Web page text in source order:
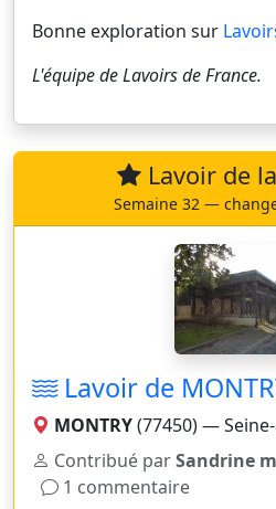
Bonne exploration sur
L'équipe deLavoirs de France.
Lavoir de
Semaine 32 —
Lavoir de
MONTRY(77450) —
Contribué parSandrine
1 commentaire